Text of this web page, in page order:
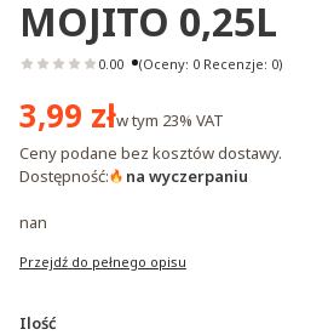
MOJITO 0,25L
0.00 (Oceny: 0 Recenzje: 0)
Cena
3,99 złw tym 23% VAT
Ceny podane bez kosztów dostawy.
Dostępność:
na wyczerpaniu
nan
Przejdź do pełnego opisu
Ilość